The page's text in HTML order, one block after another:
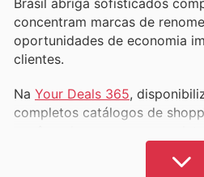
Brasil abriga sofisticados
concentram marcas de
oportunidades de economia
clientes.
Na Your Deals 365,
completos catálogos de
de suas compras e otimize